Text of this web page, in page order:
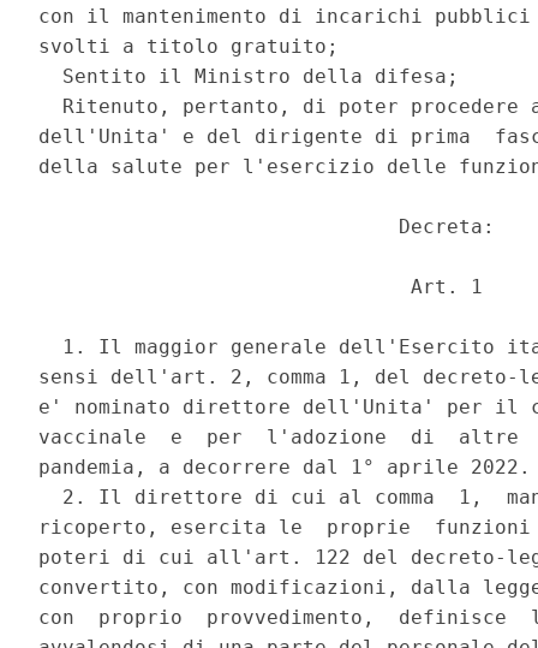
con il mantenimento di incarichi
svolti a titolo gratuito;
  Sentito il Ministro della difesa;
Ritenuto, pertanto, di poter procedere
dell'Unita' e del dirigente di prima
della salute per l'esercizio delle
                              Decreta:
                               Art. 1
1. Il maggior generale dell'Esercito
sensi dell'art. 2, comma 1, del decreto-
e' nominato direttore dell'Unita' per il
vaccinale  e  per  l'adozione  di  altre
pandemia, a decorrere dal 1° aprile
2. Il direttore di cui al comma  1,
ricoperto, esercita le  proprie
poteri di cui all'art. 122 del decreto-
convertito, con modificazioni, dalla
con  proprio  provvedimento,